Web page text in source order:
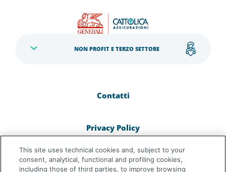
NON PROFIT E TERZO SETTORE
Contatti
Privacy Policy
Cookie Policy
This site uses technical cookies and, subject to your
consent, analytical, functional and profiling cookies,
including those of third parties, to improve browsing